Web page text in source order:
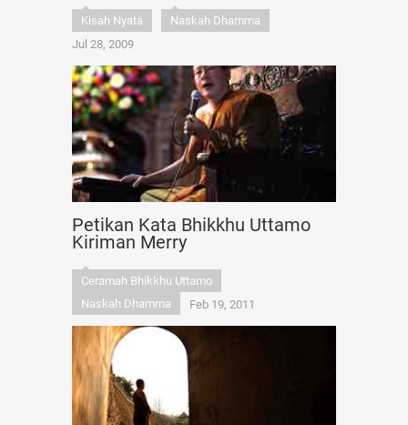
Kisah Nyata
Naskah Dhamma
Jul 28, 2009
Petikan Kata Bhikkhu Uttamo
Kiriman Merry
Ceramah Bhikkhu Uttamo
Naskah Dhamma
Feb 19, 2011